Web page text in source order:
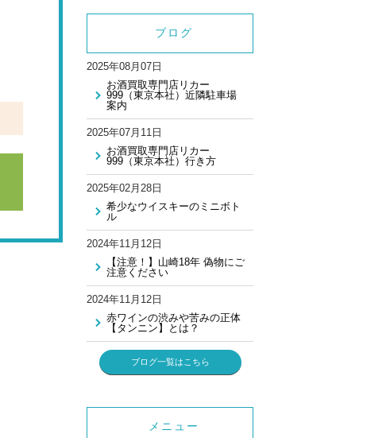
ブログ
2025年08月07日
お酒買取専門店リカー
999（東京本社）近隣駐車場
案内
2025年07月11日
お酒買取専門店リカー
999（東京本社）行き方
2025年02月28日
希少なウイスキーのミニボト
ル
2024年11月12日
【注意！】山崎18年 偽物にご
注意ください
2024年11月12日
赤ワインの渋みや苦みの正体
【タンニン】とは？
ブログ一覧はこちら
メニュー